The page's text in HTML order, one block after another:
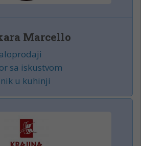
Marcello
sa iskustvom
u kuhinji